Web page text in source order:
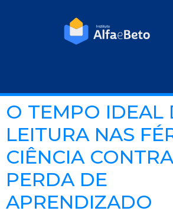
O TEMPO IDEAL
LEITURA NAS
CIÊNCIA
PERDA DE
APRENDIZADO